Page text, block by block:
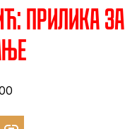
Прилика за